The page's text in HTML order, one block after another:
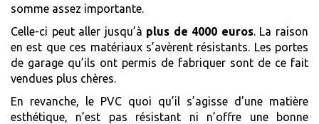
somme assez importante.
Celle-ci peut aller jusqu’à plus de 4000 euros. La raison
en est que ces matériaux s’avèrent résistants. Les portes
de garage qu’ils ont permis de fabriquer sont de ce fait
vendues plus chères.
En revanche, le PVC quoi qu’il s’agisse d’une matière
esthétique, n’est pas résistant ni n’offre une bonne